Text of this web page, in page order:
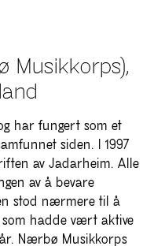
Musikkorps),
har fungert som et
siden. I 1997
av Jadarheim. Alle
av å bevare
stod nærmere til å
hadde vært aktive
Nærbø Musikkorps